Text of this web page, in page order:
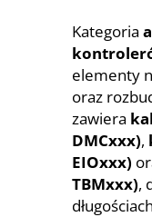
Kategoria
elementy
oraz
zawiera
DMCxxx),
EIOxxx)
TBMxxx),